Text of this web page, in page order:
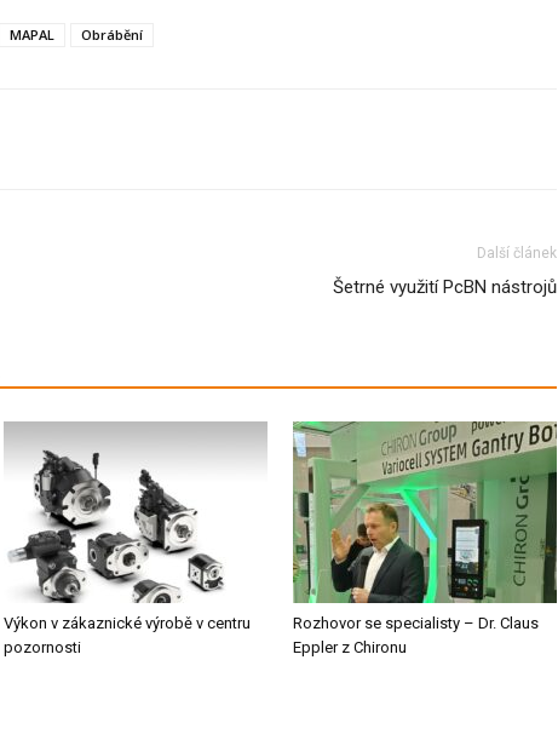
MAPAL Obrábění
Další článek
Šetrné využití PcBN nástrojů
Výkon v zákaznické výrobě v centru
pozornosti
Rozhovor se specialisty – Dr. Claus
Eppler z Chironu